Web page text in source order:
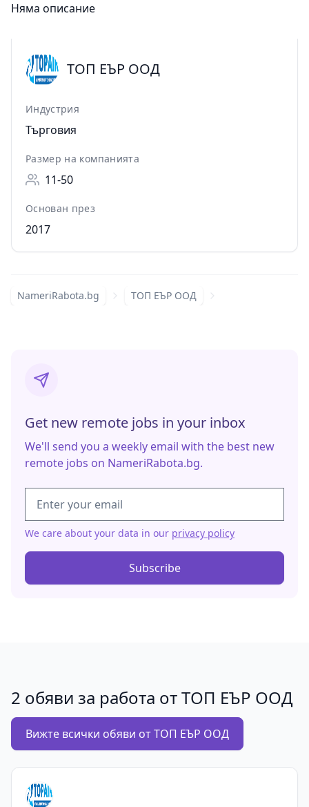
Няма описание
ТОП ЕЪР ООД
Индустрия
Търговия
Размер на компанията
11-50
Основан през
2017
NameriRabota.bg ТОП ЕЪР ООД
Get new remote jobs in your inbox
We'll send you a weekly email with the best new
remote jobs on NameriRabota.bg.
We care about your data in our privacy policy
Subscribe
2 обяви за работа от ТОП ЕЪР ООД
Вижте всички обяви от ТОП ЕЪР ООД